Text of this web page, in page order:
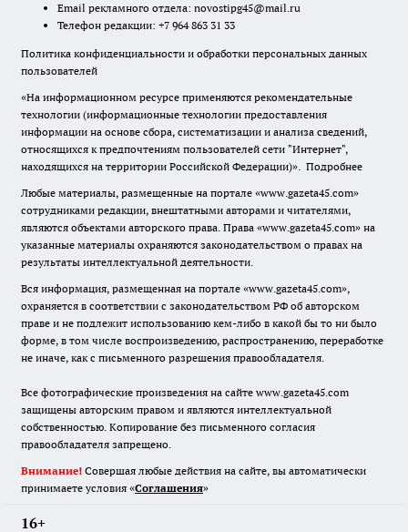
Email рекламного отдела: novostipg45@mail.ru
Телефон редакции: +7 964 863 31 33
Политика конфиденциальности и обработки персональных данных
пользователей
«На информационном ресурсе применяются рекомендательные
технологии (информационные технологии предоставления
информации на основе сбора, систематизации и анализа сведений,
относящихся к предпочтениям пользователей сети "Интернет",
находящихся на территории Российской Федерации)». Подробнее
Любые материалы, размещенные на портале «www.gazeta45.com»
сотрудниками редакции, внештатными авторами и читателями,
являются объектами авторского права. Права «www.gazeta45.com» на
указанные материалы охраняются законодательством о правах на
результаты интеллектуальной деятельности.
Вся информация, размещенная на портале «www.gazeta45.com»,
охраняется в соответствии с законодательством РФ об авторском
праве и не подлежит использованию кем-либо в какой бы то ни было
форме, в том числе воспроизведению, распространению, переработке
не иначе, как с письменного разрешения правообладателя.
Все фотографические произведения на сайте www.gazeta45.com
защищены авторским правом и являются интеллектуальной
собственностью. Копирование без письменного согласия
правообладателя запрещено.
Внимание! Совершая любые действия на сайте, вы автоматически
принимаете условия «Cоглашения»
16+